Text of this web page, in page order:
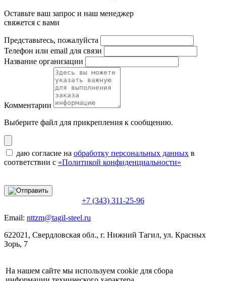
Оставьте ваш запрос и наш менеджер
свяжется с вами
Представьтесь, пожалуйста
Телефон или email для связи
Название организации
Комментарии
Выберите файл для прикрепления к сообщению.
даю согласие на обработку персональных данных в
соответствии с «Политикой конфиденциальности»
+7 (343) 311-25-96
Email: nttzm@tagil-steel.ru
622021, Свердловская обл., г. Нижний Тагил, ул. Красных
Зорь, 7
На нашем сайте мы используем cookie для сбора